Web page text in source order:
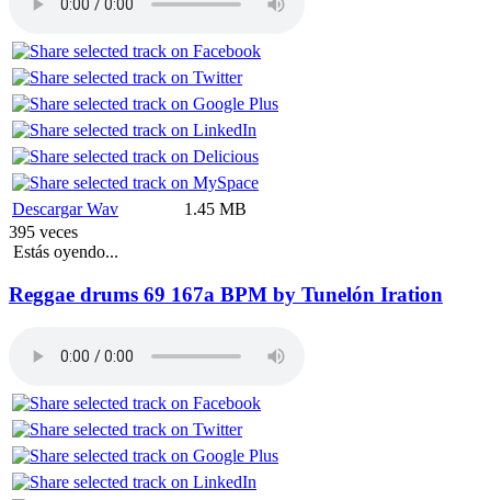
Descargar Wav
1.45 MB
395 veces
Estás oyendo...
Reggae drums 69 167a BPM by Tunelón Iration